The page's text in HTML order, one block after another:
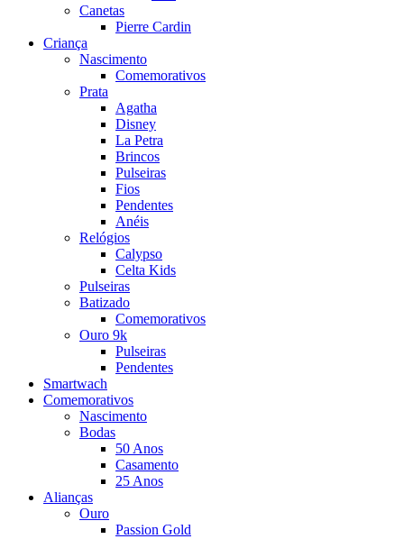
Canetas
Pierre Cardin
Criança
Nascimento
Comemorativos
Prata
Agatha
Disney
La Petra
Brincos
Pulseiras
Fios
Pendentes
Anéis
Relógios
Calypso
Celta Kids
Pulseiras
Batizado
Comemorativos
Ouro 9k
Pulseiras
Pendentes
Smartwach
Comemorativos
Nascimento
Bodas
50 Anos
Casamento
25 Anos
Alianças
Ouro
Passion Gold